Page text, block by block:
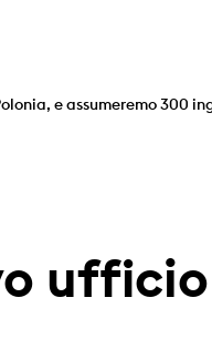
e assumeremo 300